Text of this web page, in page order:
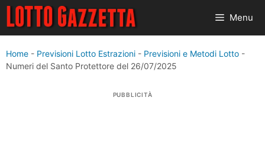
Vai
contenuto
Menu
Home - Previsioni Lotto Estrazioni - Previsioni e Metodi Lotto -
Numeri del Santo Protettore del 26/07/2025
PUBBLICITÀ